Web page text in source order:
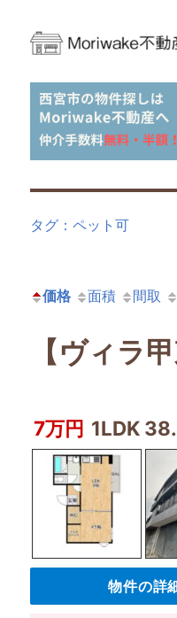
Moriwake不動
売買・賃貸仲
タグ：ペット可
価格 面積 間取
【ヴィラ
7万円 1LDK
物件の詳